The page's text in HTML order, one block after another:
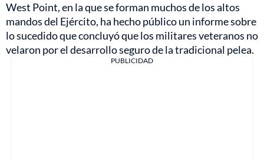
West Point, en la que se forman muchos de los altos
mandos del Ejército, ha hecho público un informe sobre
lo sucedido que concluyó que los militares veteranos no
velaron por el desarrollo seguro de la tradicional pelea.
PUBLICIDAD